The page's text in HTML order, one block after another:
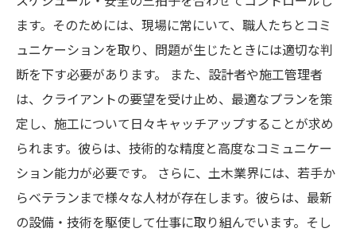
ます。そのためには、現場に常にいて、職人たちとコミ
ュニケーションを取り、問題が生じたときには適切な判
断を下す必要があります。 また、設計者や施工管理者
は、クライアントの要望を受け止め、最適なプランを策
定し、施工について日々キャッチアップすることが求め
られます。彼らは、技術的な精度と高度なコミュニケー
ション能力が必要です。 さらに、土木業界には、若手か
らベテランまで様々な人材が存在します。彼らは、最新
の設備・技術を駆使して仕事に取り組んでいます。そし